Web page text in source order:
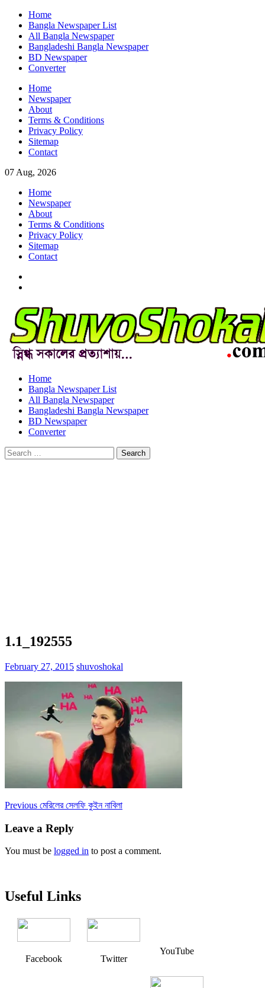
Skip
content
Home
Bangla Newspaper List
All Bangla Newspaper
Bangladeshi Bangla Newspaper
BD Newspaper
Converter
Home
Newspaper
About
Terms & Conditions
Privacy Policy
Sitemap
Contact
07 Aug, 2026
Home
Newspaper
About
Terms & Conditions
Privacy Policy
Sitemap
Contact
Home
Bangla Newspaper List
All Bangla Newspaper
Bangladeshi Bangla Newspaper
BD Newspaper
Converter
Search
for:
1.1_192555
February 27, 2015 shuvoshokal
Post
navigation
Previous Previous
মেরিলের সেলফি কুইন নাবিলা
Leave a Reply
You must be logged in to post a comment.
Useful Links
Facebook Twitter
YouTube